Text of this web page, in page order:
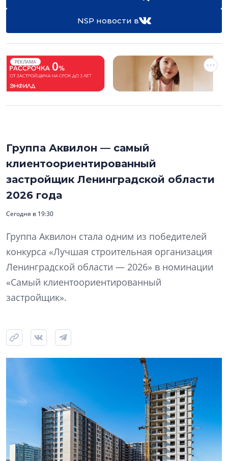
NSP новости в
РЕКЛАМА
Группа Аквилон — самый
клиентоориентированный
застройщик Ленинградской области
2026 года
Сегодня в 19:30
Группа Аквилон стала одним из победителей
конкурса «Лучшая строительная организация
Ленинградской области — 2026» в номинации
«Самый клиентоориентированный
застройщик».